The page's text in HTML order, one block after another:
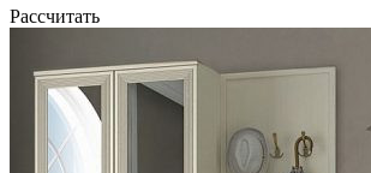
Рассчитать